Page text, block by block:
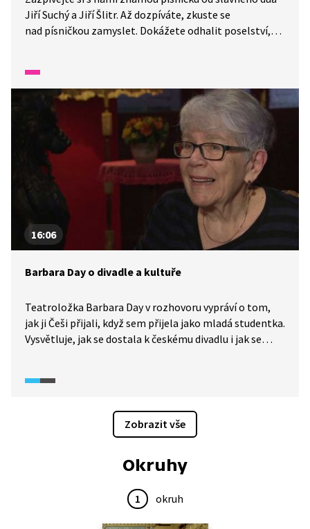
Jiří Suchý a Jiří Šlitr. Až dozpíváte, zkuste se
nad písničkou zamyslet. Dokážete odhalit poselství,
písničku hodily?
16:06
Barbara Day o divadle a kultuře
Teatroložka Barbara Day v rozhovoru vypráví o tom,
jak ji Češi přijali, když sem přijela jako mladá studentka.
Vysvětluje, jak se dostala k českému divadlu i jak se
Zobrazit vše
Okruhy
1 okruh